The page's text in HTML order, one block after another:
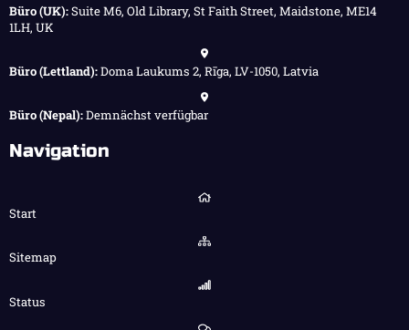
Büro (UK):Suite M6, Old Library, St Faith Street, Maidstone, ME14
1LH, UK
Büro (Lettland):Doma Laukums 2, Rīga, LV-1050, Latvia
Büro (Nepal):Demnächst verfügbar
Navigation
Start
Sitemap
Status